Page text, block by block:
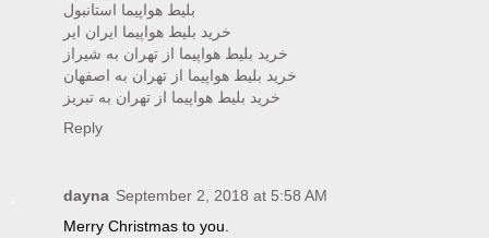
بلیط هواپیما استانبول
خرید بلیط هواپیما ایران ایر
خرید بلیط هواپیما از تهران به شیراز
خرید بلیط هواپیما از تهران به اصفهان
خرید بلیط هواپیما از تهران به تبریز
Reply
dayna September 2, 2018 at 5:58 AM
Merry Christmas to you.